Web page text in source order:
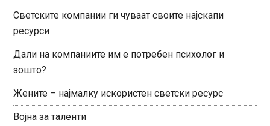
Светските компании ги чуваат своите најскапи
ресурси
Дали на компаниите им е потребен психолог и
зошто?
Жените – најмалку искористен светски ресурс
Војна за таленти